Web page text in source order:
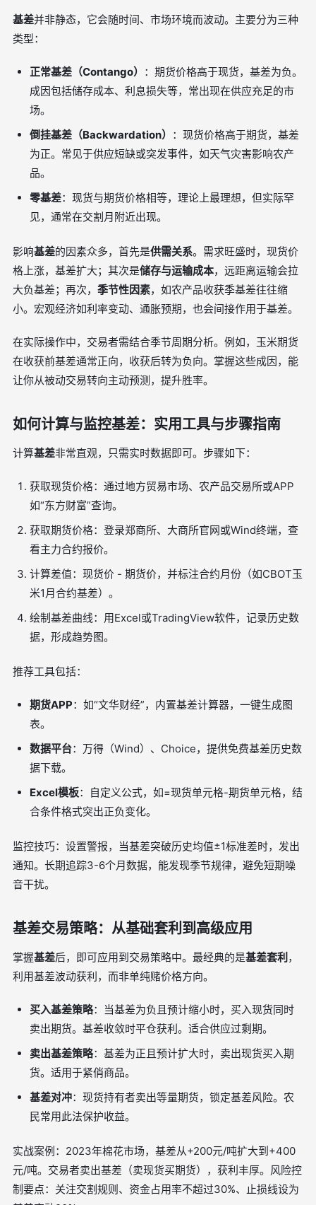
基差并非静态，它会随时间、市场环境而波动。主要分为三种
类型：
正常基差（Contango） ：期货价格高于现货，基差为负。
成因包括储存成本、利息损失等，常出现在供应充足的市
场。
倒挂基差（Backwardation） ：现货价格高于期货，基差
为正。常见于供应短缺或突发事件，如天气灾害影响农产
品。
零基差：现货与期货价格相等，理论上最理想，但实际罕
见，通常在交割月附近出现。
影响基差的因素众多，首先是供需关系。需求旺盛时，现货价
格上涨，基差扩大；其次是储存与运输成本，远距离运输会拉
大负基差；再次， 季节性因素，如农产品收获季基差往往缩
小。宏观经济如利率变动、通胀预期，也会间接作用于基差。
在实际操作中，交易者需结合季节周期分析。例如，玉米期货
在收获前基差通常正向，收获后转为负向。掌握这些成因，能
让你从被动交易转向主动预测，提升胜率。
如何计算与监控基差：实用工具与步骤指南
计算基差非常直观，只需实时数据即可。步骤如下：
获取现货价格：通过地方贸易市场、农产品交易所或APP
如“东方财富”查询。
获取期货价格：登录郑商所、大商所官网或Wind终端，查
看主力合约报价。
计算差值：现货价 - 期货价，并标注合约月份（如CBOT玉
米1月合约基差）。
绘制基差曲线：用Excel或TradingView软件，记录历史数
据，形成趋势图。
推荐工具包括：
期货APP：如“文华财经”，内置基差计算器，一键生成图
表。
数据平台：万得（Wind）、Choice，提供免费基差历史数
据下载。
Excel模板：自定义公式，如=现货单元格-期货单元格，结
合条件格式突出正负变化。
监控技巧：设置警报，当基差突破历史均值±1标准差时，发出
通知。长期追踪3-6个月数据，能发现季节规律，避免短期噪
音干扰。
基差交易策略：从基础套利到高级应用
掌握基差后，即可应用到交易策略中。最经典的是基差套利 ，
利用基差波动获利，而非单纯赌价格方向。
买入基差策略：当基差为负且预计缩小时，买入现货同时
卖出期货。基差收敛时平仓获利。适合供应过剩期。
卖出基差策略：基差为正且预计扩大时，卖出现货买入期
货。适用于紧俏商品。
基差对冲：现货持有者卖出等量期货，锁定基差风险。农
民常用此法保护收益。
实战案例：2023年棉花市场，基差从+200元/吨扩大到+400
元/吨。交易者卖出基差（卖现货买期货），获利丰厚。风险控
制要点：关注交割规则、资金占用率不超过30%、止损线设为